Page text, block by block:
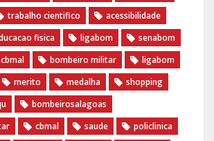
trabalho cientifico
acessibilidade
fisica ligabom
senabom
cbmal bombeiro militar
ligabom
merito medalha
shopping
bombeirosalagoas
cbmal saude
policlinica